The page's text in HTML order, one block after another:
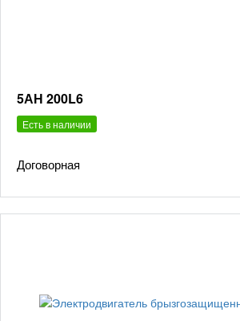
5АН 200L6
Есть в наличии
Договорная